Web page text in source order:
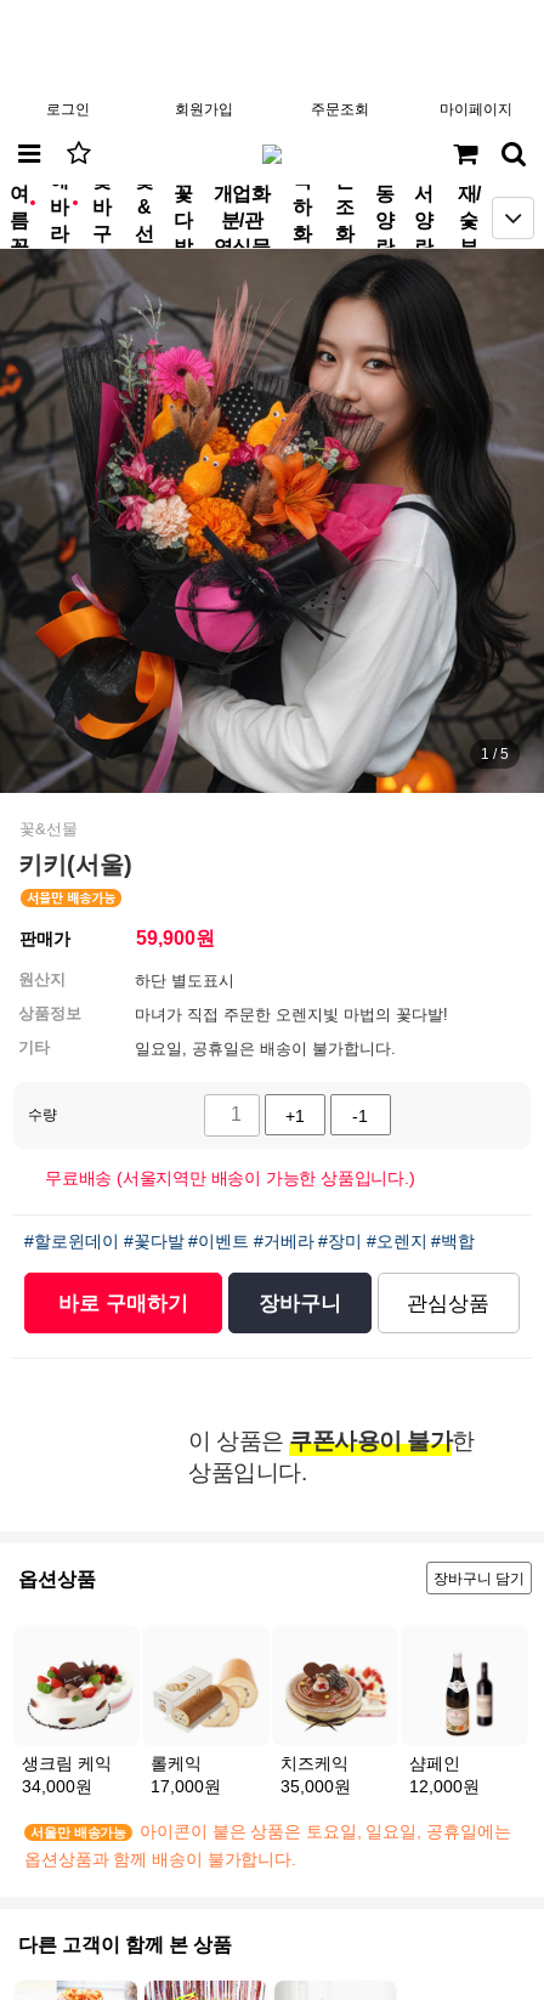
로그인 회원가입 주문조회 마이페이지
new
여
름
꽃
new
해
바
라
기
꽃
바
구
니
꽃
&
선
꽃
다
발
개업화
분/관
엽식물
축
하
화
근
조
화
환
동
양
란
서
양
란
분
재/
숯
부
1 / 5
꽃&선물
키키(서울)
판매가 59,900원
원산지
하단 별도표시
상품정보
마녀가 직접 주문한 오렌지빛 마법의 꽃다발!
기타
일요일, 공휴일은 배송이 불가합니다.
수량 +1 -1
무료배송 (서울지역만 배송이 가능한 상품입니다.)
#할로윈데이 #꽃다발 #이벤트 #거베라 #장미 #오렌지 #백합
바로 구매하기 장바구니 관심상품
이 상품은 쿠폰사용이 불가한
상품입니다.
옵션상품 장바구니 담기
생크림 케익
34,000원
롤케익
17,000원
치즈케익
35,000원
샴페인
12,000원
서울만 배송가능
아이콘이 붙은 상품은 토요일, 일요일, 공휴일에는
옵션상품과 함께 배송이 불가합니다.
다른 고객이 함께 본 상품